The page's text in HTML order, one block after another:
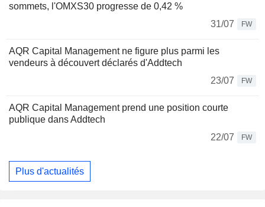
sommets, l'OMXS30 progresse de 0,42 %
31/07
FW
AQR Capital Management ne figure plus parmi les
vendeurs à découvert déclarés d'Addtech
23/07
FW
AQR Capital Management prend une position courte
publique dans Addtech
22/07
FW
Plus d'actualités